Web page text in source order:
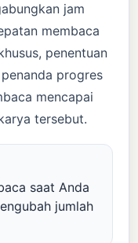
jam
membaca
penentuan
progres
mencapai
tersebut.
saat Anda
jumlah